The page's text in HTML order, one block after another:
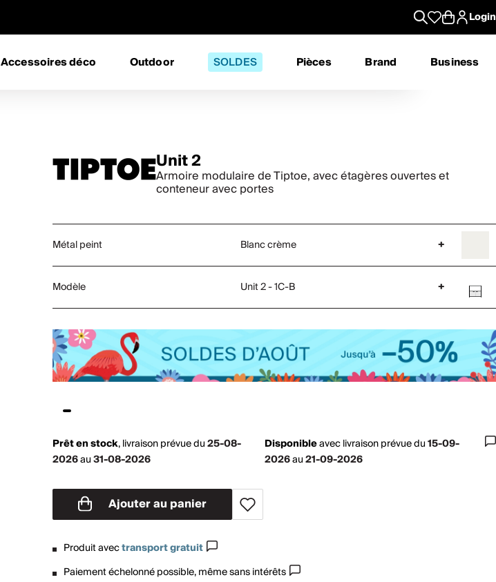
Login
Accessoires déco Outdoor SOLDES Pièces Brand Business
Unit 2
Armoire modulaire de Tiptoe, avec étagères ouvertes et
conteneur avec portes
Métal peint Blanc crème +
Modèle Unit 2 - 1C-B +
Prêt en stock,livraison prévue du25-08-
2026au31-08-2026
Disponibleaveclivraison prévue du15-09-
2026au21-09-2026
Ajouter au panier
Produit avectransport gratuit
Paiement échelonné possible, même sans intérêts